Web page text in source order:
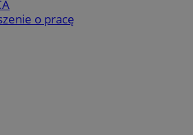
o pracę